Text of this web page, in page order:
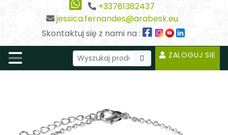
+33781382437
jessica.fernandes@arabesk.eu
Skontaktuj się z nami na :
ZALOGUJ SIE